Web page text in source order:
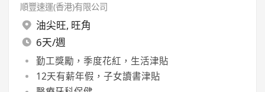
順豐速運(香港)有限公司
油尖旺, 旺角
6天/週
勤工獎勵，季度花紅，生活津貼
12天有薪年假，子女讀書津貼